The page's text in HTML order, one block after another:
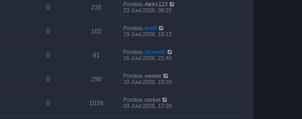
0 235 Postitas Aleks123
23 Juul 2026, 09:25
0 102 Postitas kraff
19 Juul 2026, 10:13
0 91 Postitas SoneeK
16 Juul 2026, 21:40
0 290 Postitas vwster
10 Juul 2026, 19:20
0 1039 Postitas rocket
03 Juul 2026, 17:28